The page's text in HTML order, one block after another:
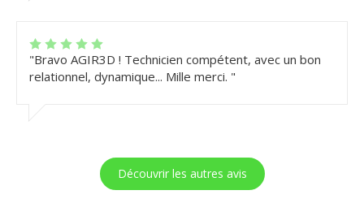
"Bravo AGIR3D ! Technicien compétent, avec un bon
relationnel, dynamique... Mille merci. "
Découvrir les autres avis